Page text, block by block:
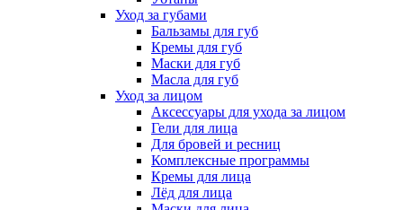
Уход за губами
Бальзамы для губ
Кремы для губ
Маски для губ
Масла для губ
Уход за лицом
Аксессуары для ухода за лицом
Гели для лица
Для бровей и ресниц
Комплексные программы
Кремы для лица
Лёд для лица